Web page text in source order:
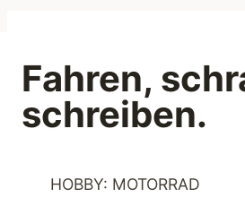
Fahren,
schreiben.
HOBBY: MOTORRAD